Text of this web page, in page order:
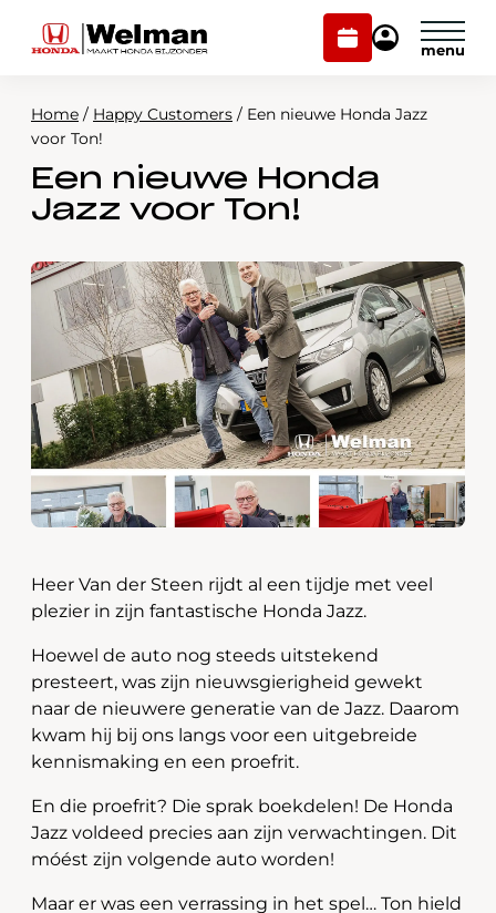
Plan
onderhoud
Mijn
Modellen
Voorraad
Over ons
Webshop
Contact
Plan onderhoud
Home / Happy Customers / Een nieuwe Honda Jazz
voor Ton!
Een nieuwe Honda
Jazz voor Ton!
Heer Van der Steen rijdt al een tijdje met veel
plezier in zijn fantastische Honda Jazz.
Hoewel de auto nog steeds uitstekend
presteert, was zijn nieuwsgierigheid gewekt
naar de nieuwere generatie van de Jazz. Daarom
kwam hij bij ons langs voor een uitgebreide
kennismaking en een proefrit.
En die proefrit? Die sprak boekdelen! De Honda
Jazz voldeed precies aan zijn verwachtingen. Dit
móést zijn volgende auto worden!
Maar er was een verrassing in het spel… Ton hield